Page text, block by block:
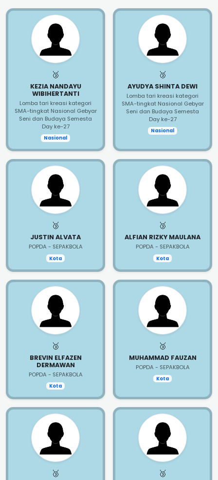
🥉
KEZIA NANDAYU
WIBIHERTANTI
Lomba tari kreasi kategori
SMA-tingkat Nasional Gebyar
Seni dan Budaya Semesta
Day ke-27
Nasional
🥉
AYUDYA SHINTA DEWI
Lomba tari kreasi kategori
SMA-tingkat Nasional Gebyar
Seni dan Budaya Semesta
Day ke-27
Nasional
🥉
JUSTIN ALVATA
POPDA - SEPAKBOLA
Kota
🥉
ALFIAN RIZKY MAULANA
POPDA - SEPAKBOLA
Kota
🥉
BREVIN ELFAZEN
DERMAWAN
POPDA - SEPAKBOLA
Kota
🥉
MUHAMMAD FAUZAN
POPDA - SEPAKBOLA
Kota
🥉 🥉